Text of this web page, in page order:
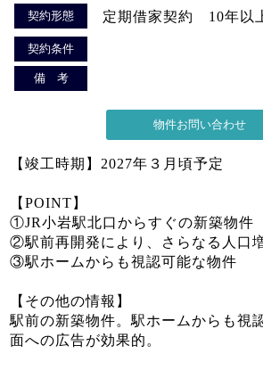
契約形態 定期借家契約 10年以
契約条件
備 考
【竣工時期】2027年３月頃予定
【POINT】
①JR小岩駅北口からすぐの新築物件
②駅前再開発により、さらなる人口
③駅ホームからも視認可能な物件
【その他の情報】
駅前の新築物件。駅ホームからも視
面への広告が効果的。